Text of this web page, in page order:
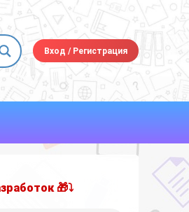
Вход /Регистрация
🎁⤵